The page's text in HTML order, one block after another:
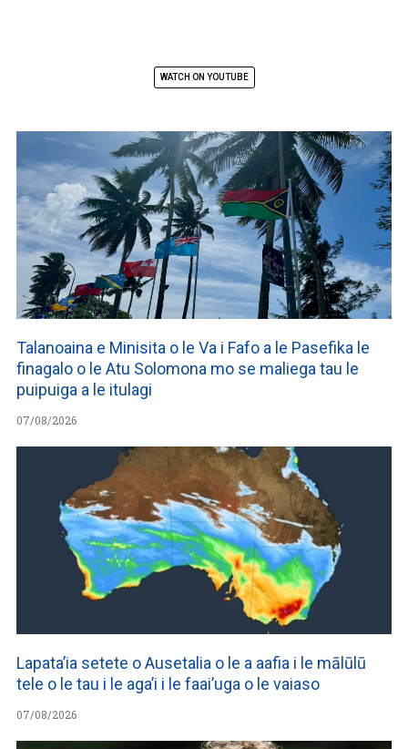
WATCH ON YOUTUBE
Talanoaina e Minisita o le Va i Fafo a le Pasefika le
finagalo o le Atu Solomona mo se maliega tau le
puipuiga a le itulagi
07/08/2026
Lapata’ia setete o Ausetalia o le a aafia i le mālūlū
tele o le tau i le aga’i i le faai’uga o le vaiaso
07/08/2026